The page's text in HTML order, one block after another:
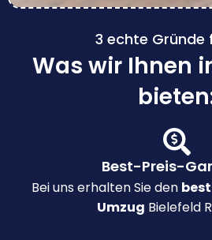
3 echte Gründe
Was wir Ihnen
Best-Preis-
Bei uns erhalten Sie den
Umzug Bielefeld